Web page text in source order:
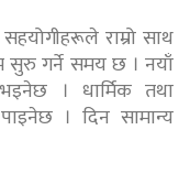
राम्रो साथ
सुरु गर्ने समय छ । नयाँ
। धार्मिक तथा
पाइनेछ । दिन सामान्य